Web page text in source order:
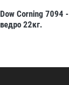
Dow Corning 7094
ведро 22кг.